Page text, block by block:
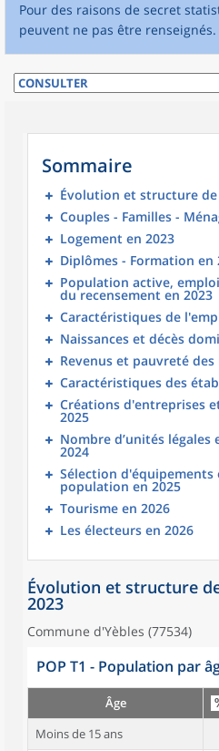
Pour des raisons de secret
peuvent ne pas être renseignés.
Sommaire
Évolution et structure
Couples - Familles -
Logement en 2023
Diplômes - Formation en
Population active,
du recensement en 2023
Caractéristiques de
Naissances et décès
Revenus et pauvreté des
Caractéristiques des
Créations d'entreprises
2025
Nombre d’unités légales
2024
Sélection d'équipements
population en 2025
Tourisme en 2026
Les électeurs en 2026
Évolution et structure
2023
Commune d'Yèbles (77534)
POP T1 - Population par
Âge
Moins de 15 ans